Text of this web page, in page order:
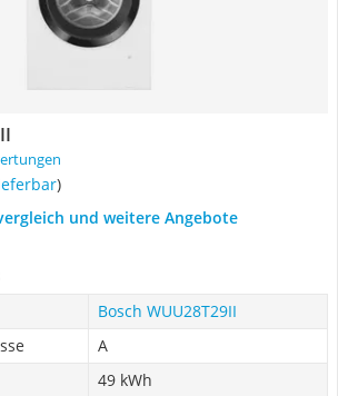
)
und weitere Angebote
Bosch WUU28T29II
A
49 kWh